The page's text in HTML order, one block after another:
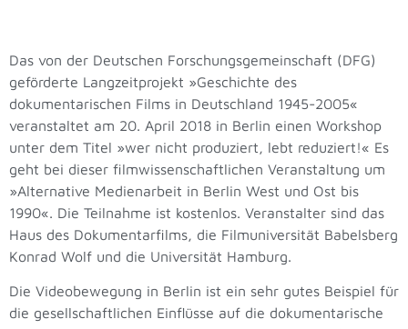
Das von der Deutschen Forschungsgemeinschaft (DFG)
geförderte Langzeitprojekt »Geschichte des
dokumentarischen Films in Deutschland 1945-2005«
veranstaltet am 20. April 2018 in Berlin einen Workshop
unter dem Titel »wer nicht produziert, lebt reduziert!« Es
geht bei dieser filmwissenschaftlichen Veranstaltung um
»Alternative Medienarbeit in Berlin West und Ost bis
1990«. Die Teilnahme ist kostenlos. Veranstalter sind das
Haus des Dokumentarfilms, die Filmuniversität Babelsberg
Konrad Wolf und die Universität Hamburg.
Die Videobewegung in Berlin ist ein sehr gutes Beispiel für
die gesellschaftlichen Einflüsse auf die dokumentarische